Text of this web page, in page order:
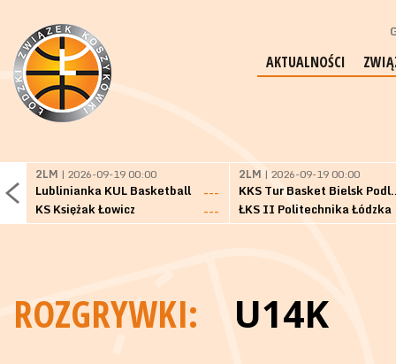
AKTUALNOŚCI
2LM | 2026-09-19 00:00
Lublinianka KUL Basketball
---
KS Księżak Łowicz
---
2LM | 2026-09-19 00:00
KKS Tur
ŁKS II Politechnika Łódzka
ROZGRYWKI: U14K